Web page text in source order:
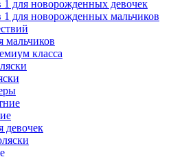
1 для новорожденных девочек
1 для новорожденных мальчиков
мальчиков
класса
девочек